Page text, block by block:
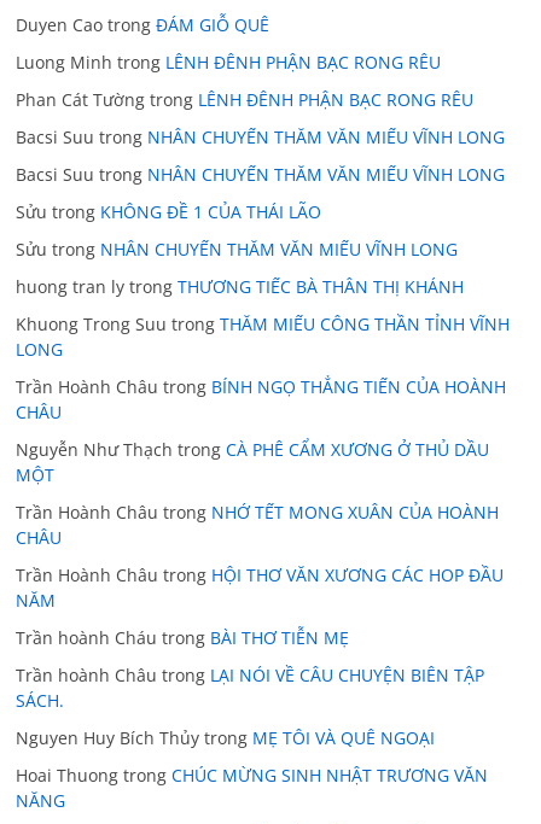
Duyen Cao trongĐÁM GIỖ QUÊ
Luong Minh trong LÊNH ĐÊNH PHẬN BẠC RONG RÊU
Phan Cát Tường trong LÊNH ĐÊNH PHẬN BẠC RONG RÊU
Bacsi Suu trong NHÂN CHUYẾN THĂM VĂN MIẾU VĨNH LONG
Bacsi Suu trong NHÂN CHUYẾN THĂM VĂN MIẾU VĨNH LONG
Sửu trong KHÔNG ĐỀ 1 CỦA THÁI LÃO
Sửu trong NHÂN CHUYẾN THĂM VĂN MIẾU VĨNH LONG
huong tran ly trongTHƯƠNG TIẾC BÀ THÂN THỊ KHÁNH
Khuong Trong Suu trongTHĂM MIẾU CÔNG THẦN TỈNH VĨNH
LONG
Trần Hoành Châu trong BÍNH NGỌ THẲNG TIẾN CỦA HOÀNH
CHÂU
Nguyễn Như Thạch trongCÀ PHÊ CẨM XƯƠNG Ở THỦ DẦU
MỘT
Trần Hoành Châu trong NHỚ TẾT MONG XUÂN CỦA HOÀNH
CHÂU
Trần Hoành Châu trong HỘI THƠ VĂN XƯƠNG CÁC HOP ĐẦU
NĂM
Trần hoành Cháu trong BÀI THƠ TIỄN MẸ
Trần hoành Châu trong LẠI NÓI VỀ CÂU CHUYỆN BIÊN TẬP
SÁCH.
Nguyen Huy Bích Thủy trong MẸ TÔI VÀ QUÊ NGOẠI
Hoai Thuong trongCHÚC MỪNG SINH NHẬT TRƯƠNG VĂN
NĂNG